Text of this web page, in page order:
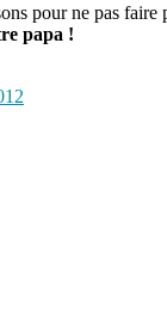
pour ne pas
papa !